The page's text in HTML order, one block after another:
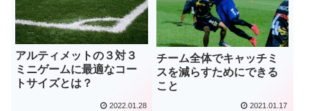
アルティメットの３対３
ミニゲームに最適なコー
トサイズとは？
2022.01.28
チーム全体でキャッチミ
スを減らすためにできる
こと
2021.01.17